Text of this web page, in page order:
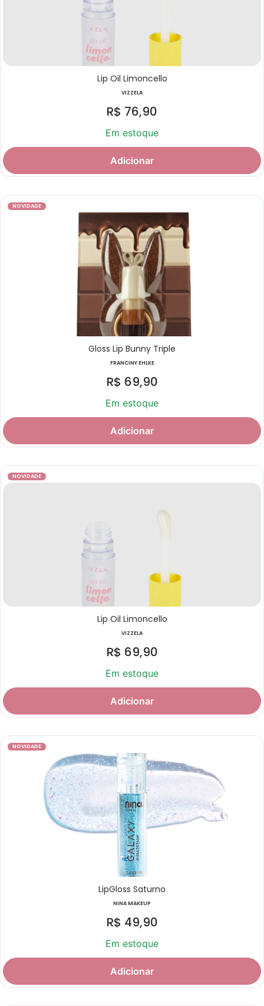
Lip Oil Limoncello
VIZZELA
R$ 76,90
Em estoque
Adicionar
NOVIDADE
Gloss Lip Bunny Triple
FRANCINY EHLKE
R$ 69,90
Em estoque
Adicionar
NOVIDADE
Lip Oil Limoncello
VIZZELA
R$ 69,90
Em estoque
Adicionar
NOVIDADE
LipGloss Saturno
NINA MAKEUP
R$ 49,90
Em estoque
Adicionar